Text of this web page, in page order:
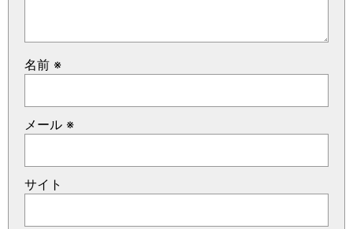
名前 ※
メール ※
サイト